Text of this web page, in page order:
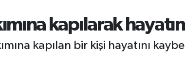
kapılarak
kapılan bir kişi hayatını